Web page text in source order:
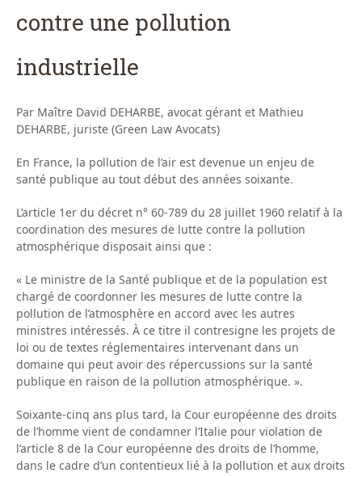
contre une pollution
industrielle
Par Maître David DEHARBE, avocat gérant et Mathieu
DEHARBE, juriste (Green Law Avocats)
En France, la pollution de l’air est devenue un enjeu de
santé publique au tout début des années soixante.
L’article 1er du décret n° 60-789 du 28 juillet 1960 relatif à la
coordination des mesures de lutte contre la pollution
atmosphérique disposait ainsi que :
« Le ministre de la Santé publique et de la population est
chargé de coordonner les mesures de lutte contre la
pollution de l’atmosphère en accord avec les autres
ministres intéressés. À ce titre il contresigne les projets de
loi ou de textes réglementaires intervenant dans un
domaine qui peut avoir des répercussions sur la santé
publique en raison de la pollution atmosphérique. ».
Soixante-cinq ans plus tard, la Cour européenne des droits
de l’homme vient de condamner l’Italie pour violation de
l’article 8 de la Cour européenne des droits de l’homme,
dans le cadre d’un contentieux lié à la pollution et aux droits